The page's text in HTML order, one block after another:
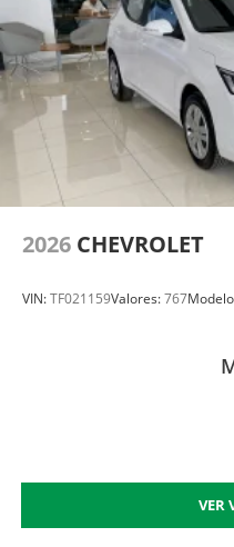
2026 CHEVROLET
VIN:TF021159Valores:767
VER